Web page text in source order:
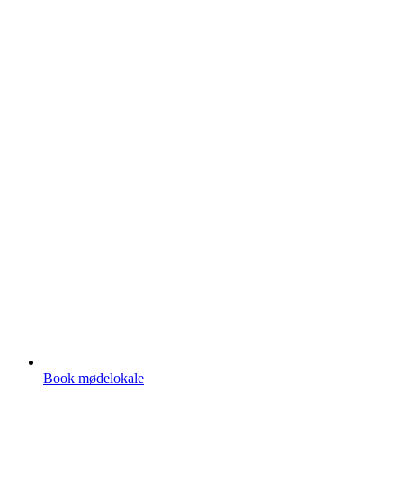
Book mødelokale